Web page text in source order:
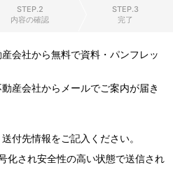
STEP.2
内容の確認
STEP.3
完了
会社から無料で資料・パンフレッ
産会社からメールでご案内が届き
付先情報をご記入ください。
化され安全性の高い状態で送信され